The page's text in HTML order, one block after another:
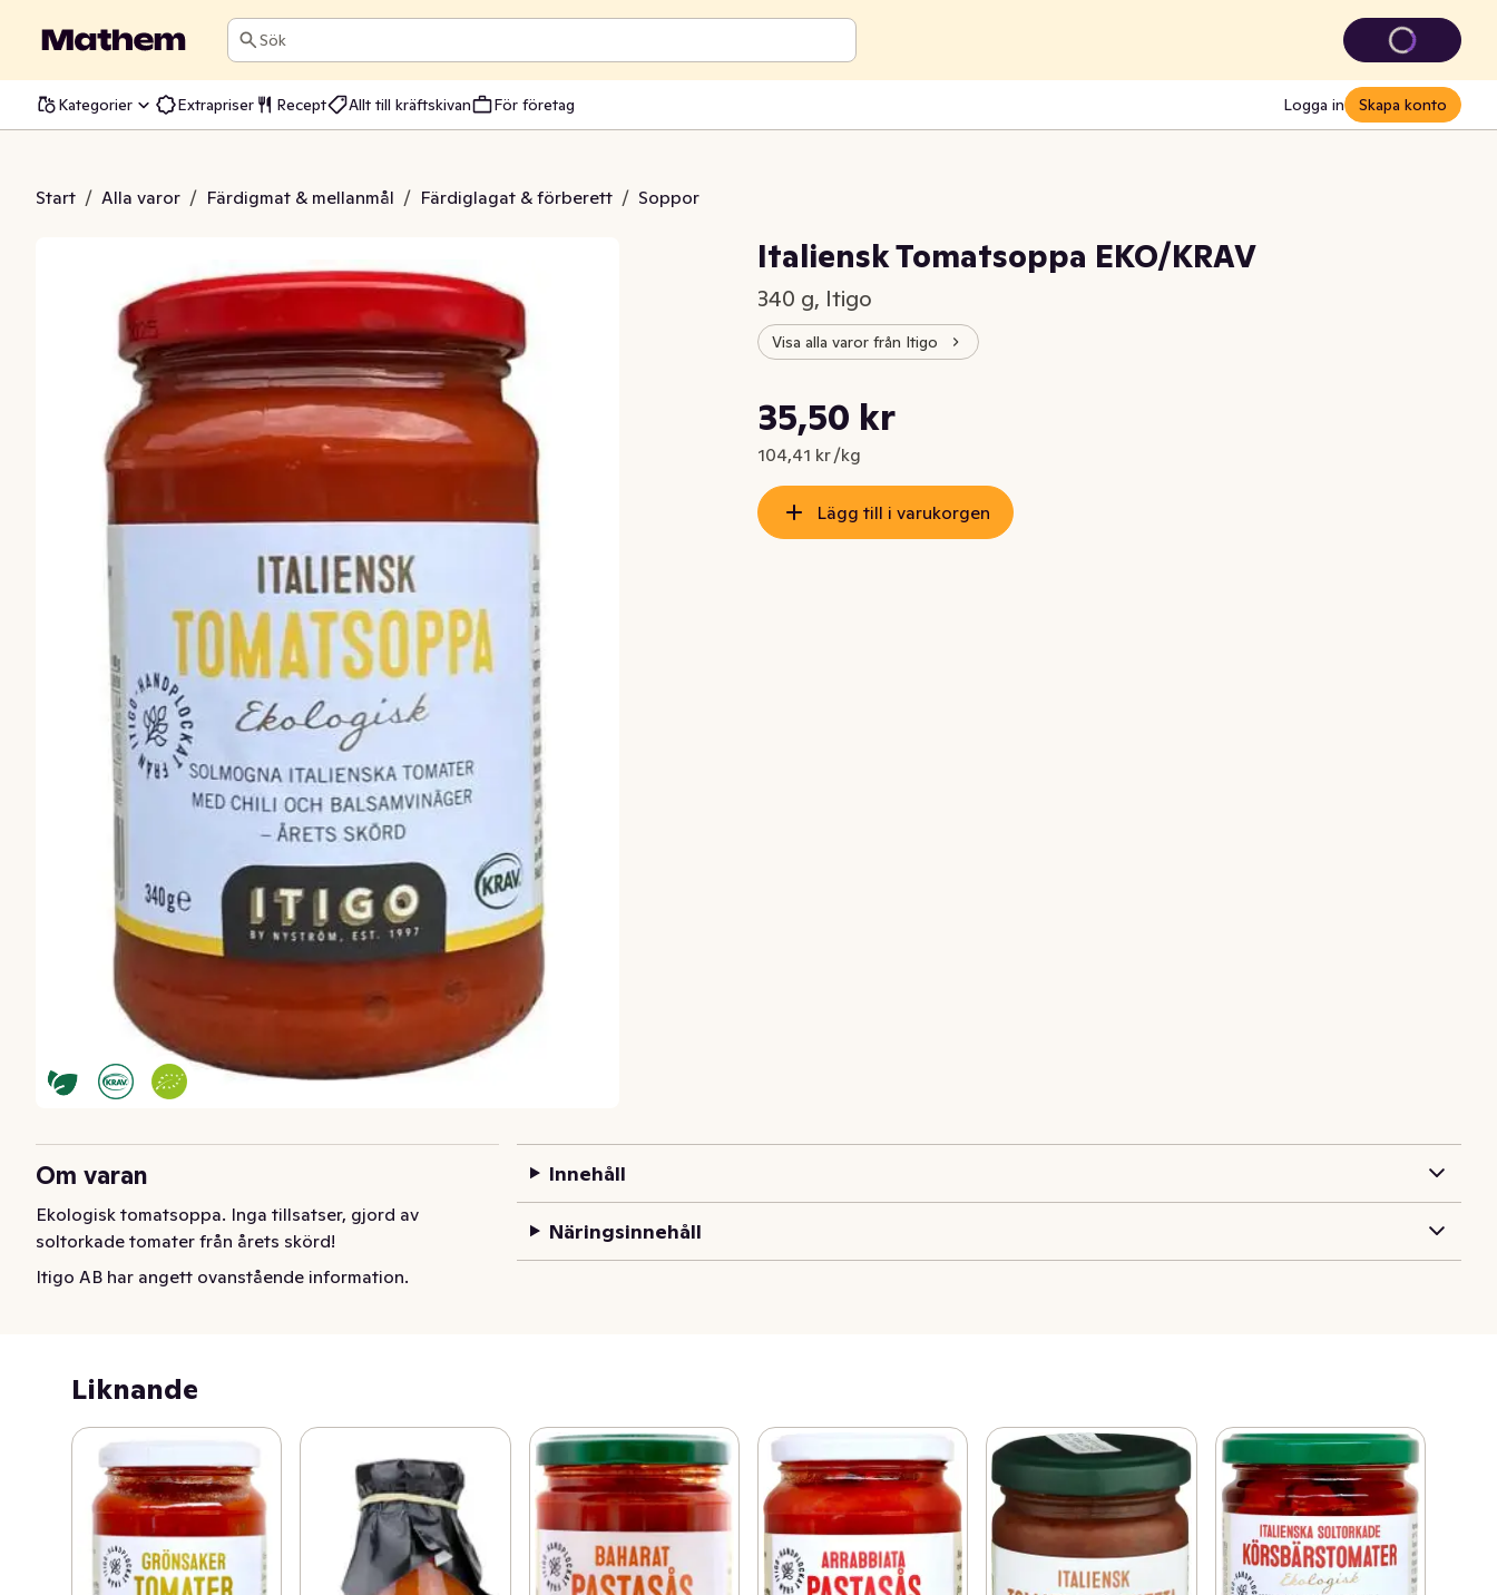
Sök
Kategorier Extrapriser Recept Allt till kräftskivan För företag Logga in Skapa konto
Start / Alla varor / Färdigmat & mellanmål / Färdiglagat & förberett / Soppor
EKO/KRAV
Italiensk Tomatsoppa EKO/KRAV
340 g, Itigo
Visa alla varor från Itigo
Nuvarande pris är: 35,50 kr
35,50 kr
104,41 kr /kg
Styckpris: 104,41 kr /kg
Lägg till i varukorgen
Om varan
Ekologisk tomatsoppa. Inga tillsatser, gjord av
soltorkade tomater från årets skörd!
Itigo AB har angett ovanstående information.
Innehåll
Näringsinnehåll
Liknande